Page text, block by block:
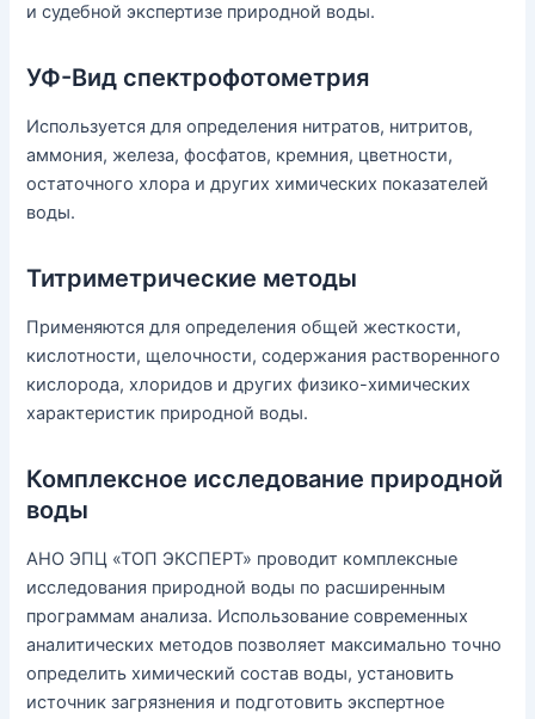
и судебной экспертизе природной воды.
УФ-Вид спектрофотометрия
Используется для определения нитратов, нитритов,
аммония, железа, фосфатов, кремния, цветности,
остаточного хлора и других химических показателей
воды.
Титриметрические методы
Применяются для определения общей жесткости,
кислотности, щелочности, содержания растворенного
кислорода, хлоридов и других физико-химических
характеристик природной воды.
Комплексное исследование природной
воды
АНО ЭПЦ «ТОП ЭКСПЕРТ» проводит комплексные
исследования природной воды по расширенным
программам анализа. Использование современных
аналитических методов позволяет максимально точно
определить химический состав воды, установить
источник загрязнения и подготовить экспертное